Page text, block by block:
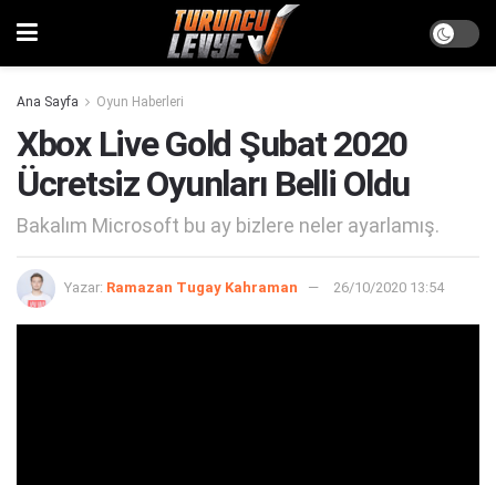
Ana Sayfa Oyun Haberleri
Xbox Live Gold Şubat 2020
Ücretsiz Oyunları Belli Oldu
Bakalım Microsoft bu ay bizlere neler ayarlamış.
Yazar: Ramazan Tugay Kahraman 26/10/2020 13:54